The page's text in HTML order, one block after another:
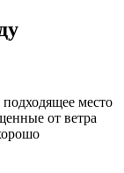
место
от ветра